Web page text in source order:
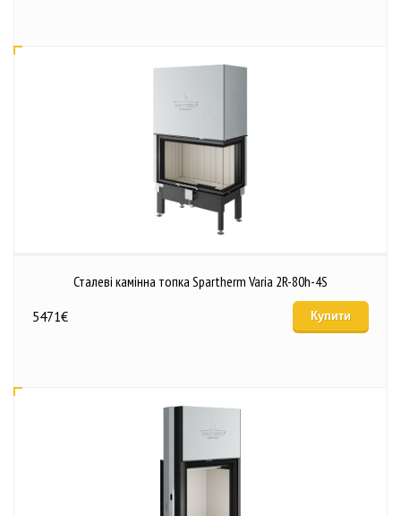
Сталеві камінна топка Spartherm Varia 2R-80h-4S
5471€ Купити